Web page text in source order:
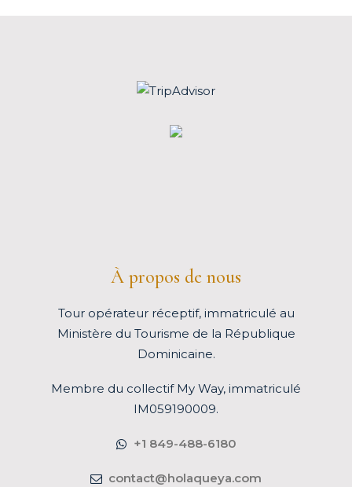
À propos de nous
Tour opérateur réceptif, immatriculé au
Ministère du Tourisme de la République
Dominicaine.
Membre du collectif My Way, immatriculé
IM059190009.
+1 849-488-6180
contact@holaqueya.com